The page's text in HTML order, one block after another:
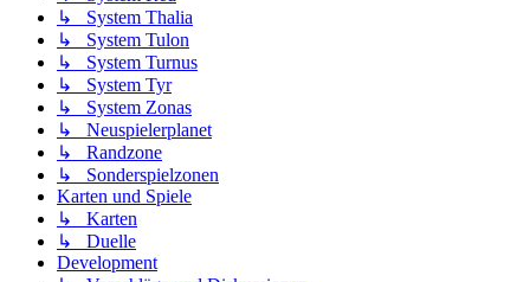
↳ System Thalia
↳ System Tulon
↳ System Turnus
↳ System Tyr
↳ System Zonas
↳ Neuspielerplanet
↳ Randzone
↳ Sonderspielzonen
Karten und Spiele
↳ Karten
↳ Duelle
Development